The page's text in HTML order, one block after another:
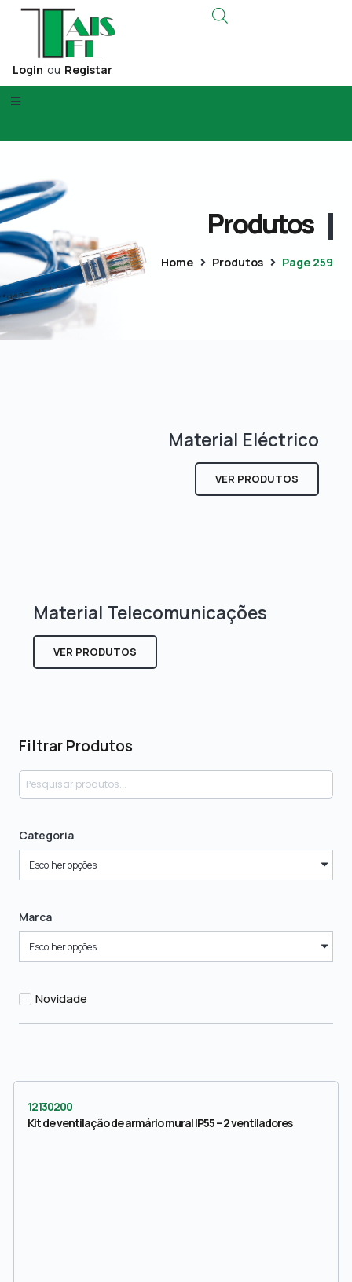
Login ou Registar
Produtos
Home Produtos Page 259
Filtrar Produtos
Categoria
Escolher opções
Marca
Escolher opções
Novidade
Material Eléctrico
VER PRODUTOS
Material Telecomunicações
VER PRODUTOS
12130200
Kit de ventilação de armário mural IP55 – 2 ventiladores